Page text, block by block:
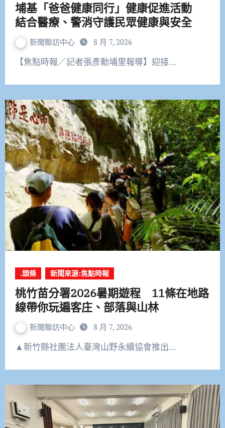
埔基「爸爸健康同行」健康促進活動
結合醫療、警消守護民眾健康與安全
新聞聯訪中心 8 月 7, 2026
【焦點時報／記者張彥勳埔里報導】迎接…
.頭條 新聞來源:焦點時報
桃竹苗分署2026暑期遊程 11條在地路
線帶你玩遍客庄、部落與山林
新聞聯訪中心 8 月 7, 2026
▲新竹縣社團法人臺灣山野永續協會推出…